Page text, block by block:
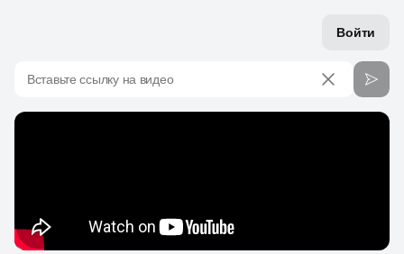
Войти
Вставьте ссылку на видео